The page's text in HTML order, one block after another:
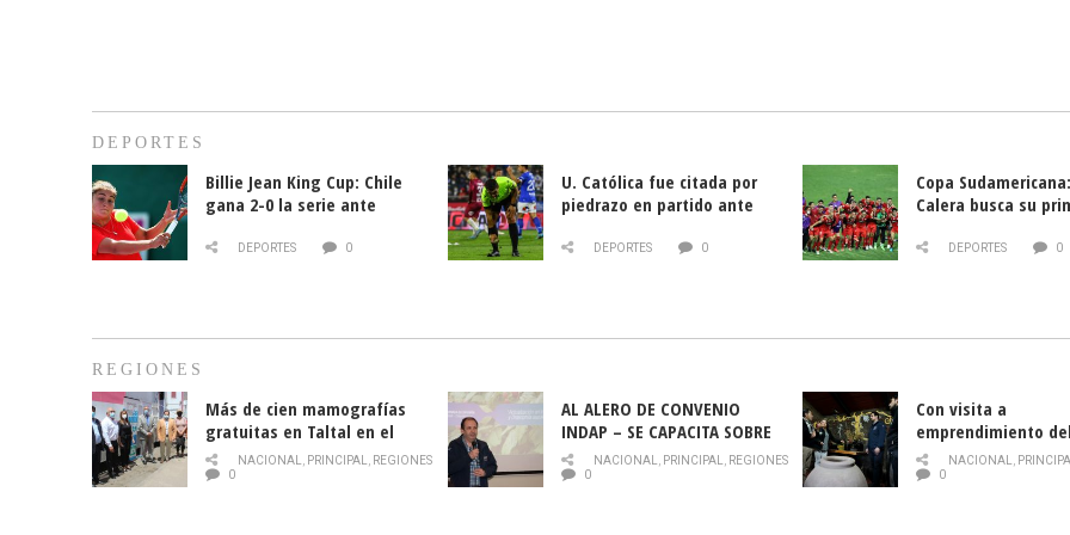
DEPORTES
Billie Jean King Cup: Chile
gana 2-0 la serie ante
DEPORTES 0
U. Católica fue citada por
piedrazo en partido ante
DEPORTES 0
Copa
Calera busca su
DEPORTES 0
REGIONES
Más de cien mamografías
gratuitas en Taltal en el
mes de la prevención del
cáncer de mama
NACIONAL, PRINCIPAL, REGIONES
0
AL ALERO DE CONVENIO
INDAP – SE CAPACITA SOBRE
PLAGA DROSOPHILA SUZUKII
NACIONAL, PRINCIPAL, REGIONES
0
Con visita a
emprendimiento
y llamado al
historia campesina
NACIONAL,
0